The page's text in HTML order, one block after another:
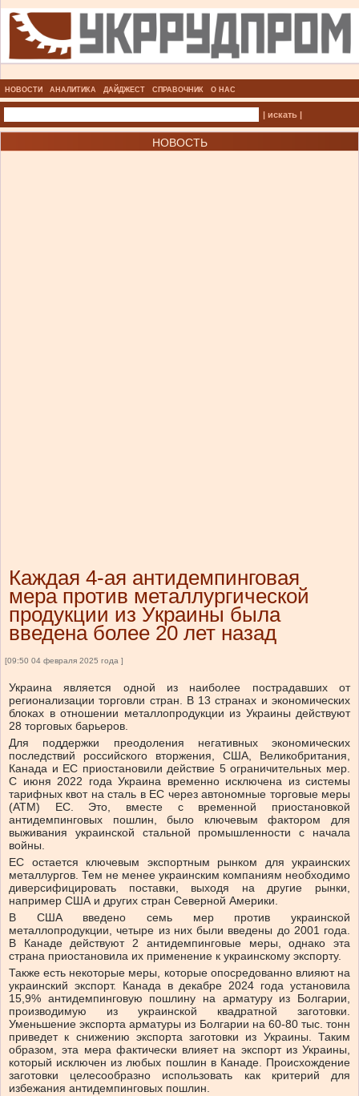
НОВОСТИ АНАЛИТИКА ДАЙДЖЕСТ СПРАВОЧНИК О НАС
| искать |
НОВОСТЬ
Каждая 4-ая антидемпинговая
мера против металлургической
продукции из Украины была
введена более 20 лет назад
[09:50 04 февраля 2025 года ]
Украина является одной из наиболее пострадавших от
регионализации торговли стран. В 13 странах и экономических
блоках в отношении металлопродукции из Украины действуют
28 торговых барьеров.
Для поддержки преодоления негативных экономических
последствий российского вторжения, США, Великобритания,
Канада и ЕС приостановили действие 5 ограничительных мер.
С июня 2022 года Украина временно исключена из системы
тарифных квот на сталь в ЕС через автономные торговые меры
(ATM) ЕС. Это, вместе с временной приостановкой
антидемпинговых пошлин, было ключевым фактором для
выживания украинской стальной промышленности с начала
войны.
ЕС остается ключевым экспортным рынком для украинских
металлургов. Тем не менее украинским компаниям необходимо
диверсифицировать поставки, выходя на другие рынки,
например США и других стран Северной Америки.
В США введено семь мер против украинской
металлопродукции, четыре из них были введены до 2001 года.
В Канаде действуют 2 антидемпинговые меры, однако эта
страна приостановила их применение к украинскому экспорту.
Также есть некоторые меры, которые опосредованно влияют на
украинский экспорт. Канада в декабре 2024 года установила
15,9% антидемпинговую пошлину на арматуру из Болгарии,
производимую из украинской квадратной заготовки.
Уменьшение экспорта арматуры из Болгарии на 60-80 тыс. тонн
приведет к снижению экспорта заготовки из Украины. Таким
образом, эта мера фактически влияет на экспорт из Украины,
который исключен из любых пошлин в Канаде. Происхождение
заготовки целесообразно использовать как критерий для
избежания антидемпинговых пошлин.